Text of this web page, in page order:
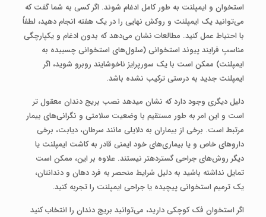
استخوان و ایمپلنت به طور کامل ادغام شوند. اگر کسی به شما گفت که
می‌توانید یک ایمپلنت و روکش نهایی را در یک هفته انجام دهید، لطفاً
با احتیاط عمل کنید. مطالعات نشان می‌دهد که بدون ادغام و یکپارچگی
مناسبِ فرایند پیوند استخوانی (سلول‌های استخوانی چسبیده به
ایمپلنت) ممکن است با یک سورپرایز ناخوشایند روبرو شوید، اگر
ایمپلنت جدید به درستی ترکیب نشده باشد.
دلیل دیگری وجود دارد که نشان می­دهد نصب بریج دندان معقول ­تر
است و این امر به طور مستقیم با وضعیت سلامتی و نگرانی‌های بیمار
مرتبط است. برخی از بیماران به دلایلی مانند سرطان، دیابت، برخی
داروهای خاص و یا بیماری‌های خود ایمنی قادر به کاشت ایمپلنت یا
دیگر روش‌های جراحی گسترده­تر نیستند. علاوه بر این، ممکن است
تمایل نداشته باشید به دلیل شرایط منحصر به فرد دهان و دندانتان،
یک ترمیم استخوانی پیچیده یا جراحی ایمپلنت را تجربه کنید.
اگر استخوان فک کوچکی دارید، می‌توانید بریج دندان را انتخاب کنید